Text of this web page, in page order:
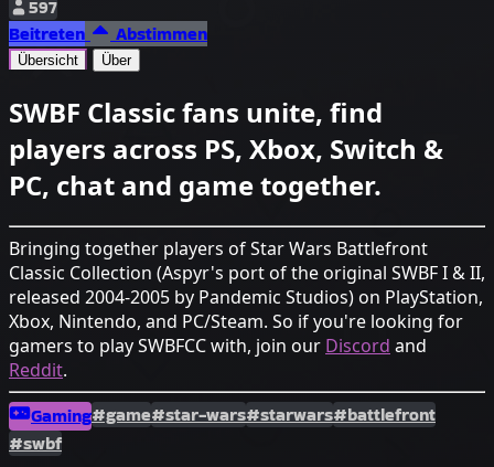
597
Beitreten
Abstimmen
Übersicht Über
SWBF Classic fans unite, find
players across PS, Xbox, Switch &
PC, chat and game together.
Bringing together players of Star Wars Battlefront
Classic Collection (Aspyr's port of the original SWBF I & II,
released 2004-2005 by Pandemic Studios) on PlayStation,
Xbox, Nintendo, and PC/Steam. So if you're looking for
gamers to play SWBFCC with, join our Discord and
Reddit.
Gaming#game#star-wars#starwars#battlefront
#swbf